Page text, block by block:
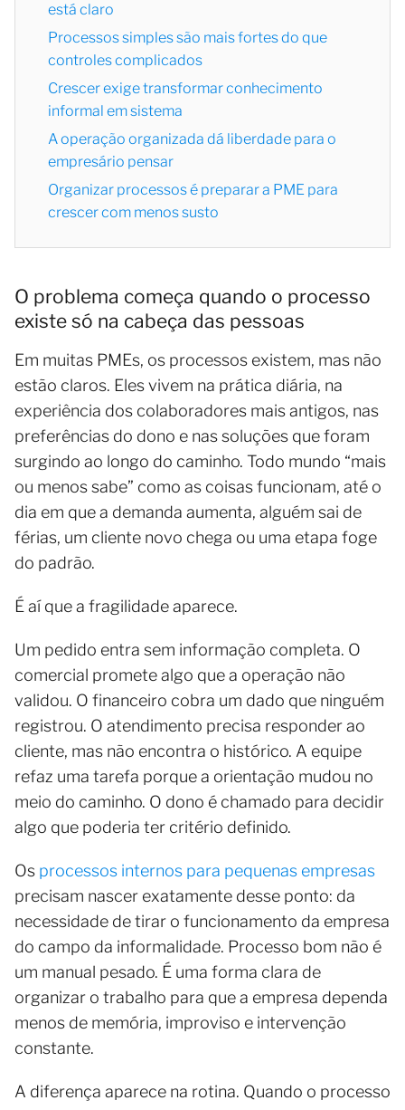
está claro
Processos simples são mais fortes do que
controles complicados
Crescer exige transformar conhecimento
informal em sistema
A operação organizada dá liberdade para o
empresário pensar
Organizar processos é preparar a PME para
crescer com menos susto
O problema começa quando o processo
existe só na cabeça das pessoas
Em muitas PMEs, os processos existem, mas não
estão claros. Eles vivem na prática diária, na
experiência dos colaboradores mais antigos, nas
preferências do dono e nas soluções que foram
surgindo ao longo do caminho. Todo mundo “mais
ou menos sabe” como as coisas funcionam, até o
dia em que a demanda aumenta, alguém sai de
férias, um cliente novo chega ou uma etapa foge
do padrão.
É aí que a fragilidade aparece.
Um pedido entra sem informação completa. O
comercial promete algo que a operação não
validou. O financeiro cobra um dado que ninguém
registrou. O atendimento precisa responder ao
cliente, mas não encontra o histórico. A equipe
refaz uma tarefa porque a orientação mudou no
meio do caminho. O dono é chamado para decidir
algo que poderia ter critério definido.
Os processos internos para pequenas empresas
precisam nascer exatamente desse ponto: da
necessidade de tirar o funcionamento da empresa
do campo da informalidade. Processo bom não é
um manual pesado. É uma forma clara de
organizar o trabalho para que a empresa dependa
menos de memória, improviso e intervenção
constante.
A diferença aparece na rotina. Quando o processo